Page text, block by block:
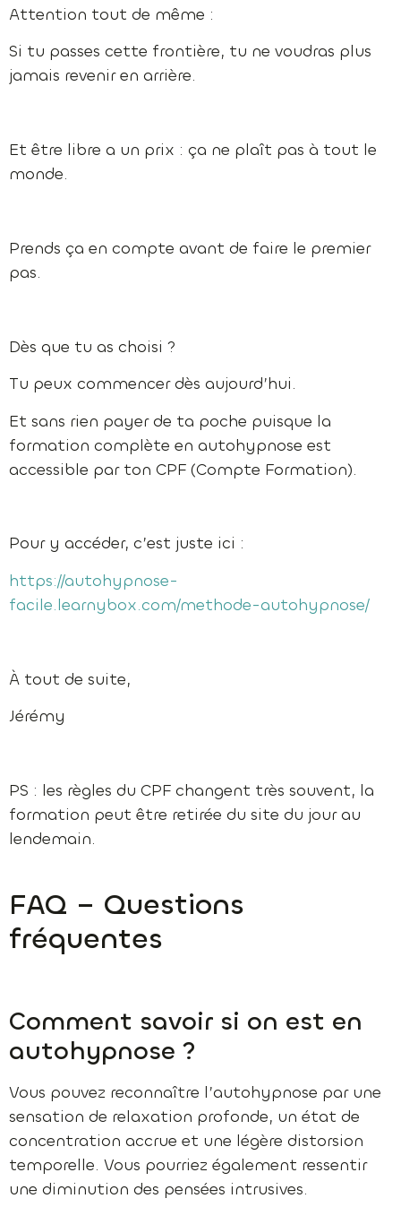
Attention tout de même :
Si tu passes cette frontière, tu ne voudras plus
jamais revenir en arrière.
Et être libre a un prix : ça ne plaît pas à tout le
monde.
Prends ça en compte avant de faire le premier
pas.
Dès que tu as choisi ?
Tu peux commencer dès aujourd’hui.
Et sans rien payer de ta poche puisque la
formation complète en autohypnose est
accessible par ton CPF (Compte Formation).
Pour y accéder, c’est juste ici :
https://autohypnose-
facile.learnybox.com/methode-autohypnose/
À tout de suite,
Jérémy
PS : les règles du CPF changent très souvent, la
formation peut être retirée du site du jour au
lendemain.
FAQ – Questions
fréquentes
Comment savoir si on est en
autohypnose ?
Vous pouvez reconnaître l’autohypnose par une
sensation de relaxation profonde, un état de
concentration accrue et une légère distorsion
temporelle. Vous pourriez également ressentir
une diminution des pensées intrusives.